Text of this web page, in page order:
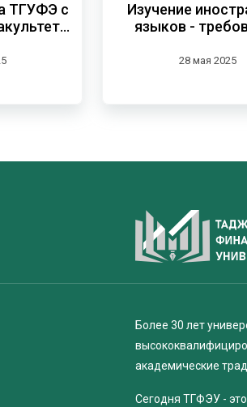
ТГУФЭ с
Изучение
языков -
28 мая 2025
Более 30 лет
академические
Сегодня ТГФЭУ -